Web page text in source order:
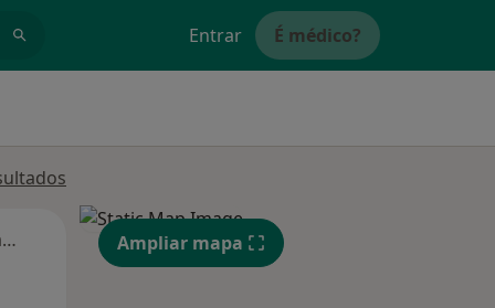
Entrar É médico?
Segunda-feira Qua Qui,
13 Ago
Ampliar mapa